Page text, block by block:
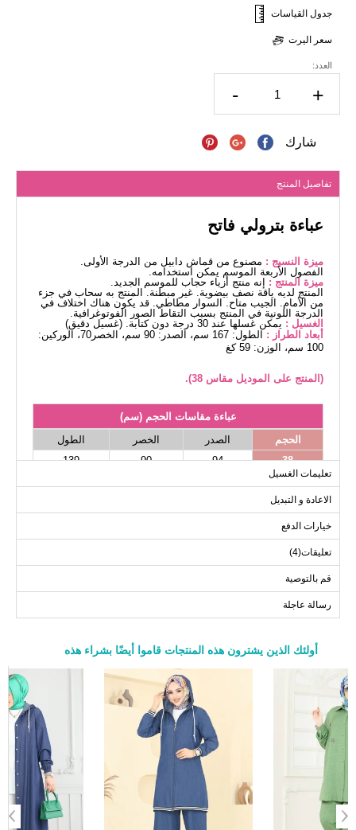
جدول القياسات
سعر اليرت
العدد:
- +
شارك
تفاصيل المنتج
عباءة بترولي فاتح
ميزة النسيج : مصنوع من قماش دابيل من الدرجة الأولى.
الفصول الأربعة الموسم يمكن استخدامه.
ميزة المنتج : إنه منتج أزياء حجاب للموسم الجديد.
المنتج لديه ياقة نصف بيضوية. غير مبطنة. المنتج به سحاب في جزء
من الأمام. الجيب متاح. السوار مطاطي. قد يكون هناك اختلاف في
الدرجة اللونية في المنتج بسبب التقاط الصور الفوتوغرافية.
الغسيل : يمكن غسلها عند 30 درجة دون كتابة. (غسيل دقيق)
أبعاد الطراز :
الطول: 167 سم، الصدر: 90 سم، الخصر70، الوركين:
100 سم، الوزن: 59 كغ
(المنتج على الموديل مقاس 38).
عباءة مقاسات الحجم (سم)
الحجم
الصدر الخصر
الطول
38
94
90
139
42
44
46
110
102
139
48
114
104
139
50
52
تعليمات الغسيل
الاعادة و التبديل
خيارات الدفع
تعليقات(4)
قم بالتوصية
رسالة عاجلة
أولئك الذين يشترون هذه المنتجات قاموا أيضًا بشراء هذه